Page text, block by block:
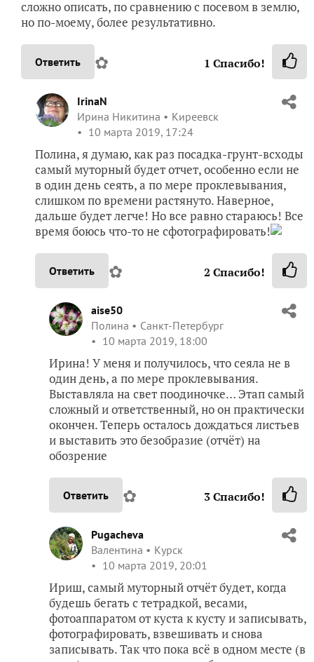
настоящих листочков, и тогда уже отчитаюсь. У меня
тоже все всходят, но 100% пока только у Биг герл, и то
некоторые еще в виде петелек. Мне еще интересно
стало, зачем только посаженные семена под лампу
ставить? Им же еще свет не нужен, пока не взойдут.
Или я чего то не знаю? Но в любом случае,
поздравляю, отличный результат!
✿
kasablanka15
Светлана
Химки
10 марта 2019, 12:33
Ирина, добрый день. Я всегда ставлю сразу под
лампу, потому что контролировать процесс
всходов мы не можем по факту, это может
произойти в любое время суток. Росточку
необходим свет, если он его не получит сразу, он
вытянется.
✿
aise50
Полина
Санкт-Петербург
10 марта 2019, 16:50
Ирина. Биг Гёрл у меня пока единственный со
100% всхожестью. Отчет получается такой
муторный, так как семена замачивала, всходили
постепенно, прорастали тоже… После образования
«петелек» выставляла на свет по одному. Это так
сложно описать, по сравнению с посевом в землю,
но по-моему, более результативно.
✿ 1 Спасибо!
IrinaN
Ирина Никитина
Киреевск
10 марта 2019, 17:24